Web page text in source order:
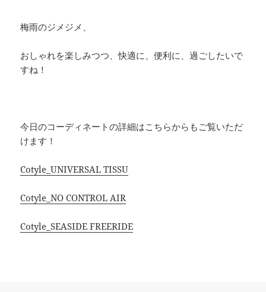
梅雨のジメジメ、
おしゃれを楽しみつつ、快適に、便利に、過ごしたいで
すね！
今日のコーディネートの詳細はこちらからもご覧いただ
けます！
Cotyle_UNIVERSAL TISSU
Cotyle_NO CONTROL AIR
Cotyle_SEASIDE FREERIDE